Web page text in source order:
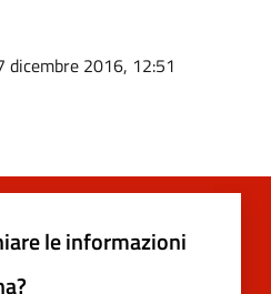
dicembre 2016, 12:51
le informazioni